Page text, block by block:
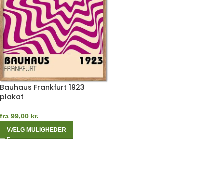
Bauhaus Frankfurt 1923
plakat
fra 99,00 kr.
VÆLG MULIGHEDER